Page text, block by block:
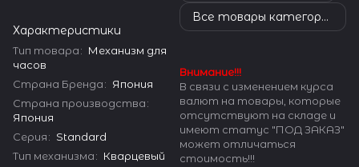
Характеристики
Тип товара: Механизм для
часов
Страна Бренда: Япония
Страна производства:
Япония
Серия: Standard
Тип механизма: Кварцевый
Все товары категории
Внимание!!!
В связи с изменением курса
валют на товары, которые
отсутствуют на складе и
имеют статус "ПОД ЗАКАЗ"
может отличаться
стоимость!!!